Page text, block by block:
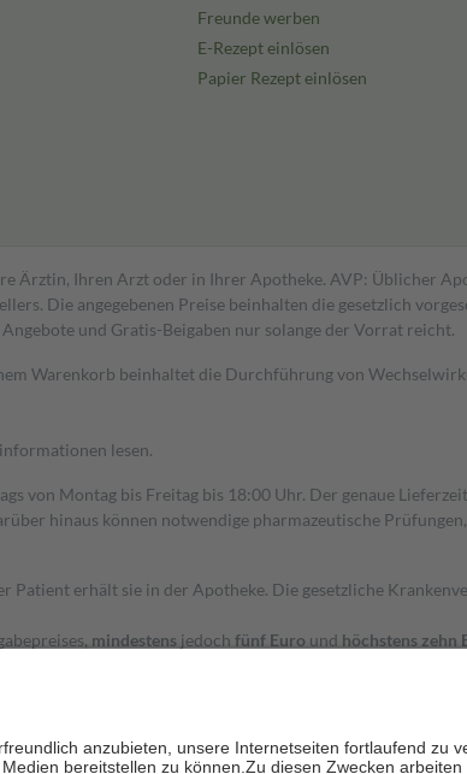
Freunde werben
E-Rezept einlösen
Papier Rezept einlösen
Ärztin, Ihren Arzt oder in Ihrer Apotheke. AVP: Üblicher
Die angegebenen Preise beinhalten die gesetzlich
und Gratis-Beigaben nur solange der Vorrat reicht.
Warenkorb beinhaltet die Durchführung von
lesen.
von Montag bis Freitag bis 18:00 Uhr. Der genaue
hinaus können notwendige pharmazeutische
erhält sie in der Apotheke. Die gesetzliche
mindestens jedoch fünf Euro und höchstens zehn
besondere Stellung der Familie zu unterstützen, fallen
Fahrkosten